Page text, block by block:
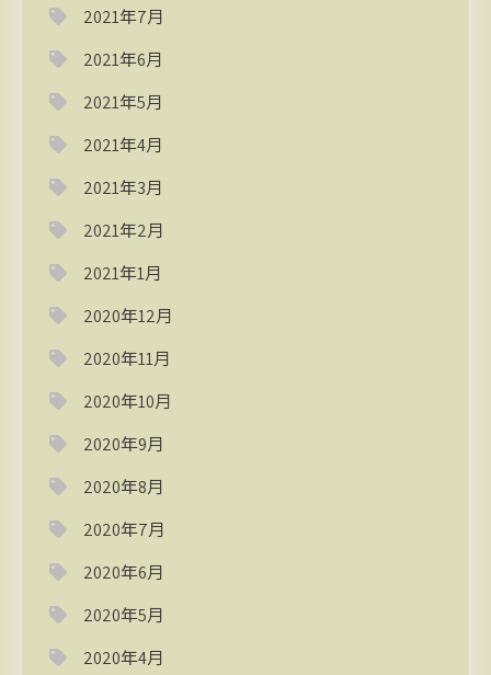
2021年7月
2021年6月
2021年5月
2021年4月
2021年3月
2021年2月
2021年1月
2020年12月
2020年11月
2020年10月
2020年9月
2020年8月
2020年7月
2020年6月
2020年5月
2020年4月